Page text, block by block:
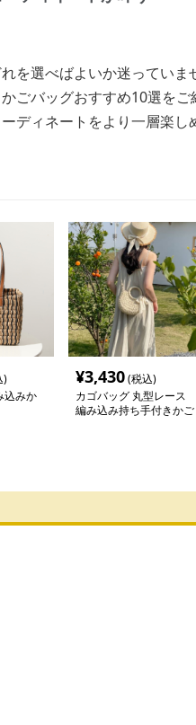
を選べばよいか迷っていま
ごバッグおすすめ10選をご
ディネートをより一層楽し
)
込みか
¥3,430(税込)
カゴバッグ 丸型レース
編み込み持ち手付きかご